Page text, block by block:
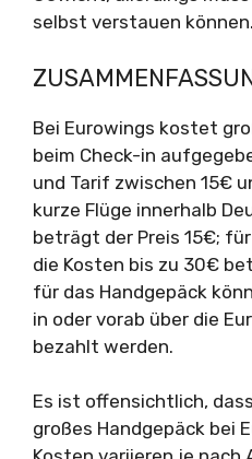
selbst verstauen können.
Bei Eurowings kostet
beim Check-in
und Tarif zwischen 15€
kurze Flüge innerhalb
beträgt der Preis 15€;
die Kosten bis zu 30€
für das Handgepäck
in oder vorab über die
bezahlt werden.
Es ist offensichtlich,
großes Handgepäck bei